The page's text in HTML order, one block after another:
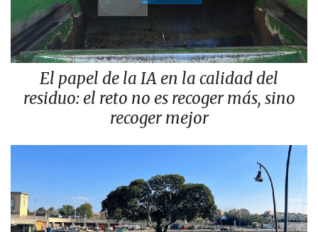
El papel de la IA en la calidad del
residuo: el reto no es recoger más, sino
recoger mejor